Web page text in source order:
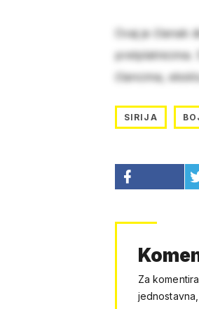
Ovaj je
pretplatnicima.
člancima,
SIRIJA
Za